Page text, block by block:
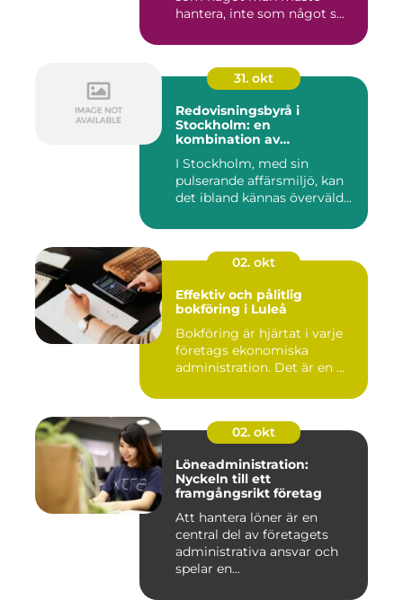
hantera, inte som något s...
31. okt
Redovisningsbyrå i
Stockholm: en
kombination av
personlig service
I Stockholm, med sin
pulserande affärsmiljö, kan
det ibland kännas överväld...
02. okt
Effektiv och pålitlig
bokföring i Luleå
Bokföring är hjärtat i varje
företags ekonomiska
administration. Det är en ...
02. okt
Löneadministration:
Nyckeln till ett
framgångsrikt företag
Att hantera löner är en
central del av företagets
administrativa ansvar och
spelar en...